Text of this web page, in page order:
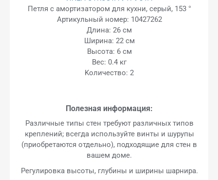
Петля с амортизатором для кухни, серый, 153 °
Артикульный номер: 10427262
Длина: 26 см
Ширина: 22 см
Высота: 6 см
Вес: 0.4 кг
Kоличество: 2
Полезная информация:
Различные типы стен требуют различных типов
креплений; всегда используйте винты и шурупы
(приобретаются отдельно), подходящие для стен в
вашем доме.
Регулировка высоты, глубины и ширины шарнира.